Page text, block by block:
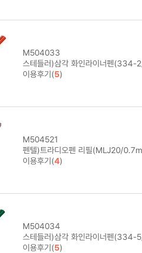
M504033
스테들러)삼각 화인라이너펜
이용후기(5)
M504521
펜텔)트라디오펜 리필(MLJ20/
이용후기(4)
M504034
스테들러)삼각 화인라이너펜
이용후기(5)